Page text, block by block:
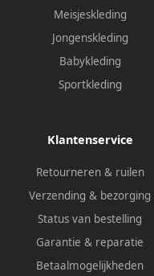
Meisjeskleding
Jongenskleding
Babykleding
Sportkleding
Klantenservice
Retourneren & ruilen
Verzending & bezorging
Status van bestelling
Garantie & reparatie
Betaalmogelijkheden